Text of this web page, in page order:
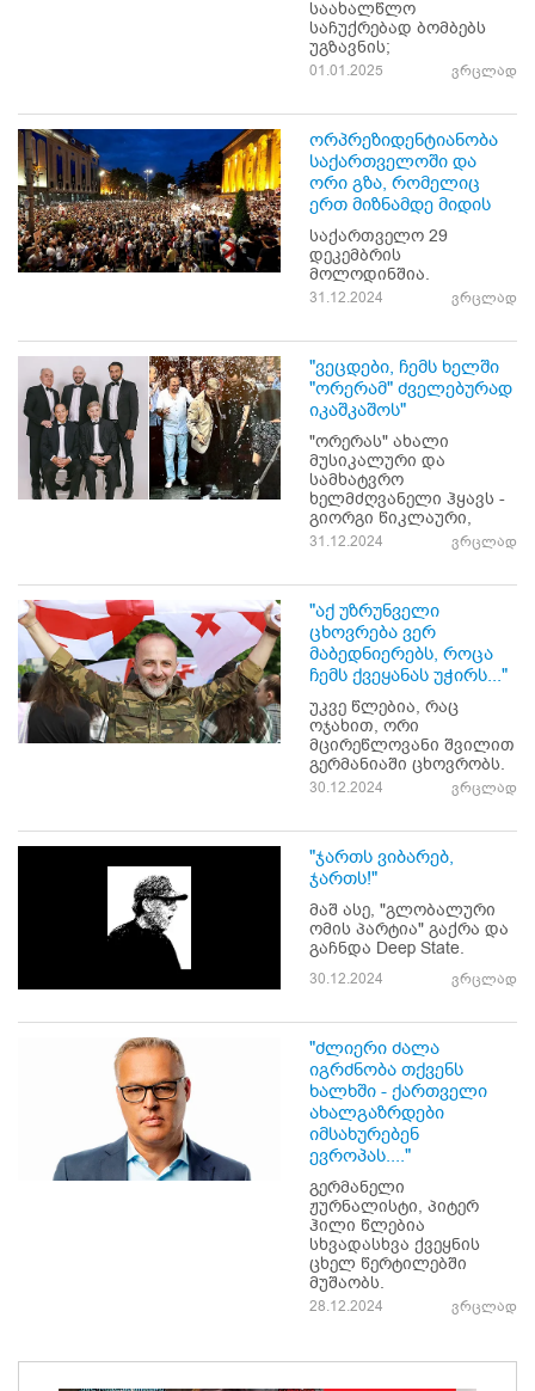
საახალწლო
საჩუქრებად ბომბებს
უგზავნის;
01.01.2025 ვრცლად
ორპრეზიდენტიანობა
საქართველოში და
ორი გზა, რომელიც
ერთ მიზნამდე მიდის
საქართველო 29
დეკემბრის
მოლოდინშია.
31.12.2024 ვრცლად
"ვეცდები, ჩემს ხელში
"ორერამ" ძველებურად
იკაშკაშოს"
"ორერას" ახალი
მუსიკალური და
სამხატვრო
ხელმძღვანელი ჰყავს -
გიორგი წიკლაური,
31.12.2024 ვრცლად
"აქ უზრუნველი
ცხოვრება ვერ
მაბედნიერებს, როცა
ჩემს ქვეყანას უჭირს..."
უკვე წლებია, რაც
ოჯახით, ორი
მცირეწლოვანი შვილით
გერმანიაში ცხოვრობს.
30.12.2024 ვრცლად
"ჯართს ვიბარებ,
ჯართს!"
მაშ ასე, "გლობალური
ომის პარტია" გაქრა და
გაჩნდა Deep State.
30.12.2024 ვრცლად
"ძლიერი ძალა
იგრძნობა თქვენს
ხალხში - ქართველი
ახალგაზრდები
იმსახურებენ
ევროპას...."
გერმანელი
ჟურნალისტი, პიტერ
ჰილი წლებია
სხვადასხვა ქვეყნის
ცხელ წერტილებში
მუშაობს.
28.12.2024 ვრცლად